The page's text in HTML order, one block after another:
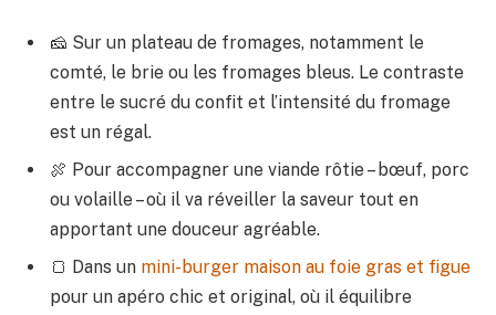
🧀 Sur un plateau de fromages, notamment le
comté, le brie ou les fromages bleus. Le contraste
entre le sucré du confit et l’intensité du fromage
est un régal.
🍖 Pour accompagner une viande rôtie – bœuf, porc
ou volaille – où il va réveiller la saveur tout en
apportant une douceur agréable.
🍞 Dans un mini-burger maison au foie gras et figue
pour un apéro chic et original, où il équilibre